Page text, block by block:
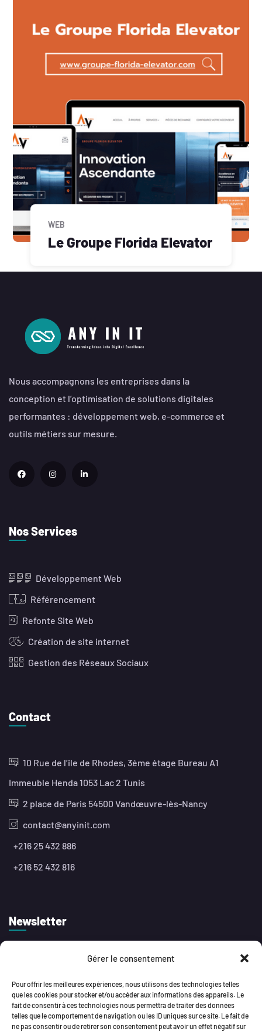
Gérer le consentement
Pour offrir les meilleures expériences, nous utilisons des technologies telles
que les cookies pour stocker et/ou accéder aux informations des appareils. Le
fait de consentir à ces technologies nous permettra de traiter des données
telles que le comportement de navigation ou les ID uniques sur ce site. Le fait de
ne pas consentir ou de retirer son consentement peut avoir un effet négatif sur
WEB
Le Groupe Florida Elevator
Nous accompagnons les entreprises dans la
conception et l’optimisation de solutions digitales
performantes : développement web, e-commerce et
outils métiers sur mesure.
Nos Services
Développement Web
Référencement
Refonte Site Web
Création de site internet
Gestion des Réseaux Sociaux
Contact
10 Rue de l’ile de Rhodes, 3éme étage Bureau A1
Immeuble Henda 1053 Lac 2 Tunis
2 place de Paris 54500 Vandœuvre-lès-Nancy
contact@anyinit.com
+216 25 432 886
+216 52 432 816
Newsletter
S’abonner à notre newsletter pour recevoir
quotidiennement des nouveautés et mises à jour.